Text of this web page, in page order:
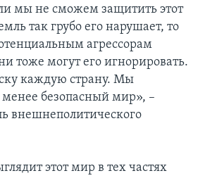
мы не сможем защитить этот
так грубо его нарушает, то
агрессорам
тоже могут его игнорировать.
каждую страну. Мы
безопасный мир», –
внешнеполитического
этот мир в тех частях